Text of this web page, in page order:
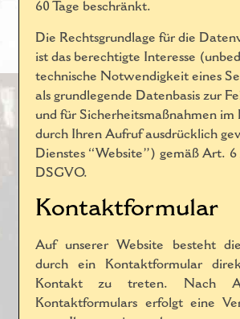
60 Tage beschränkt.
Die Rechtsgrundlage für die
ist das berechtigte Interesse
technische Notwendigkeit eines
als grundlegende Datenbasis zur
und für Sicherheitsmaßnahmen im
durch Ihren Aufruf ausdrücklich
Dienstes “Website”) gemäß Art.
DSGVO.
Kontaktformular
Auf unserer Website besteht
durch ein Kontaktformular
Kontakt zu treten. Nach
Kontaktformulars erfolgt eine